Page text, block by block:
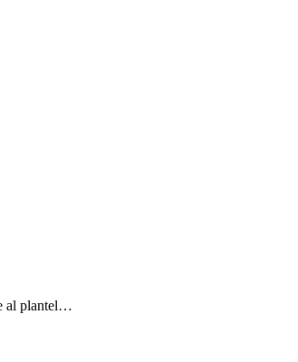
al plantel…